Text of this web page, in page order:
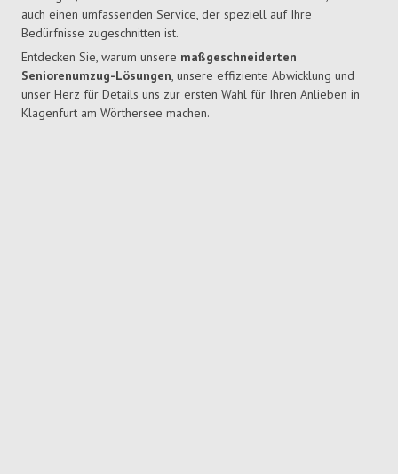
auch einen umfassenden Service, der speziell auf Ihre
Bedürfnisse zugeschnitten ist.
Entdecken Sie, warum unsere maßgeschneiderten
Seniorenumzug-Lösungen, unsere effiziente Abwicklung und
unser Herz für Details uns zur ersten Wahl für Ihren Anlieben in
Klagenfurt am Wörthersee machen.